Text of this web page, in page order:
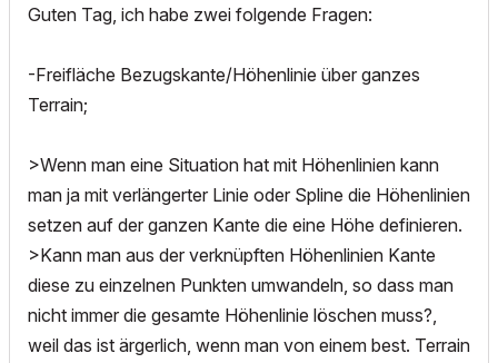
Guten Tag, ich habe zwei folgende Fragen:
-Freifläche Bezugskante/Höhenlinie über ganzes
Terrain;
>Wenn man eine Situation hat mit Höhenlinien kann
man ja mit verlängerter Linie oder Spline die Höhenlinien
setzen auf der ganzen Kante die eine Höhe definieren.
>Kann man aus der verknüpften Höhenlinien Kante
diese zu einzelnen Punkten umwandeln, so dass man
nicht immer die gesamte Höhenlinie löschen muss?,
weil das ist ärgerlich, wenn man von einem best. Terrain